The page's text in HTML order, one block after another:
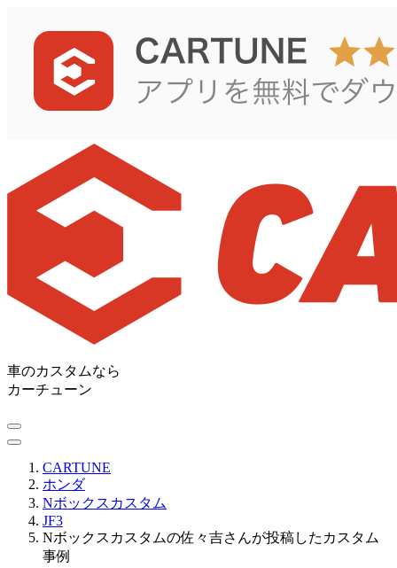
車のカスタムなら
カーチューン
CARTUNE
ホンダ
Nボックスカスタム
JF3
Nボックスカスタムの佐々吉さんが投稿したカスタム
事例